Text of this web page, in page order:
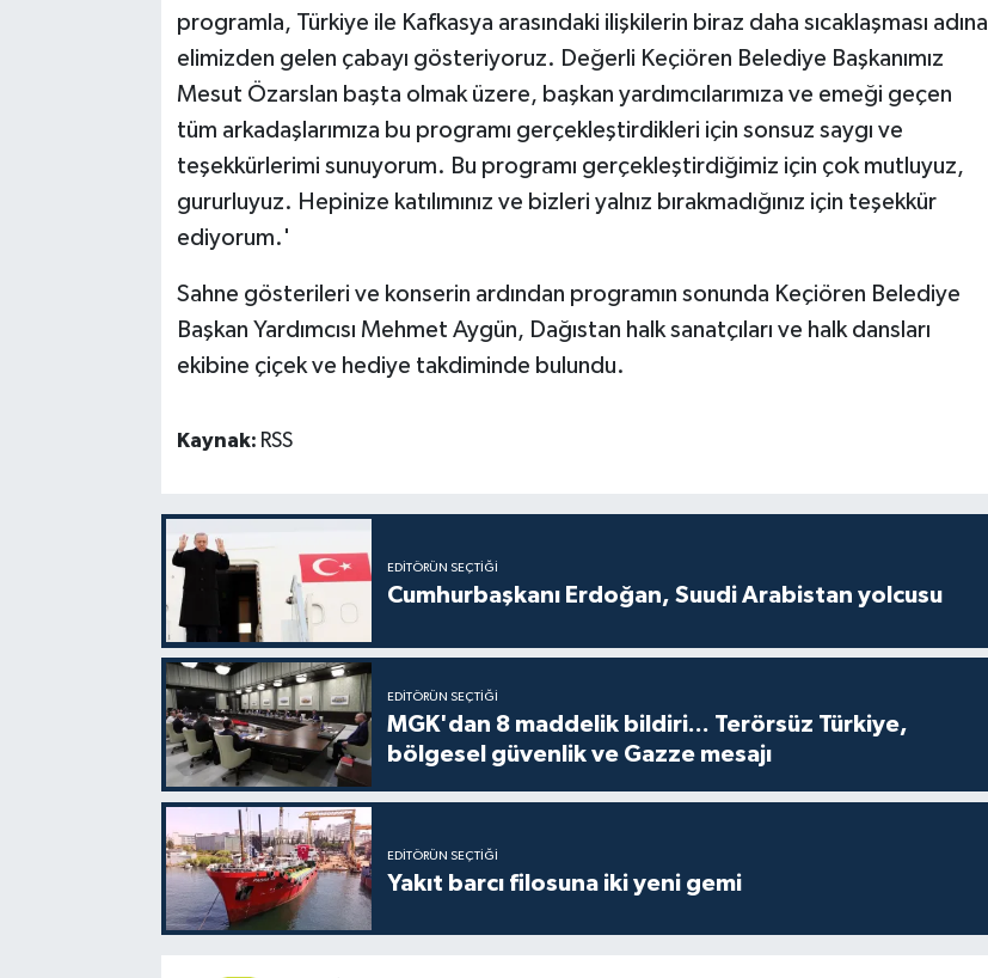
programla, Türkiye ile Kafkasya arasındaki ilişkilerin biraz daha sıcaklaşması adına
elimizden gelen çabayı gösteriyoruz. Değerli Keçiören Belediye Başkanımız
Mesut Özarslan başta olmak üzere, başkan yardımcılarımıza ve emeği geçen
tüm arkadaşlarımıza bu programı gerçekleştirdikleri için sonsuz saygı ve
teşekkürlerimi sunuyorum. Bu programı gerçekleştirdiğimiz için çok mutluyuz,
gururluyuz. Hepinize katılımınız ve bizleri yalnız bırakmadığınız için teşekkür
ediyorum.'
Sahne gösterileri ve konserin ardından programın sonunda Keçiören Belediye
Başkan Yardımcısı Mehmet Aygün, Dağıstan halk sanatçıları ve halk dansları
ekibine çiçek ve hediye takdiminde bulundu.
Kaynak: RSS
EDITÖRÜN SEÇTIĞI
Cumhurbaşkanı Erdoğan, Suudi Arabistan yolcusu
EDITÖRÜN SEÇTIĞI
MGK'dan 8 maddelik bildiri... Terörsüz Türkiye,
bölgesel güvenlik ve Gazze mesajı
EDITÖRÜN SEÇTIĞI
Yakıt barcı filosuna iki yeni gemi